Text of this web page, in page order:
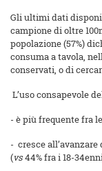
Gli ultimi dati
campione di oltre
popolazione (57%)
consuma a tavola,
conservati, o di
L’uso consapevole
- è più frequente fra
- cresce all’avanzare
(vs44% fra i 18-